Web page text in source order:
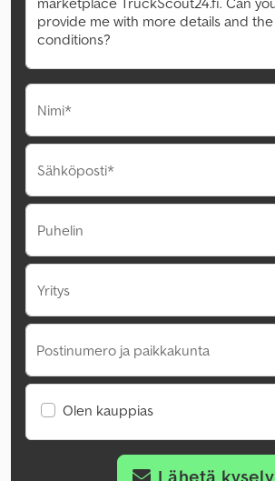
Nimi*
Sähköposti*
Puhelin
Yritys
Postinumero ja paikkakunta
Olen kauppias